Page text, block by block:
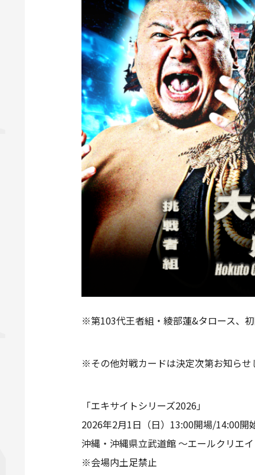
※第103代王者組・綾部蓮&タロース、
※その他対戦カードは決定次第お知らせ
「エキサイトシリーズ2026」
2026年2月1日（日）13:00開場/14:00開
沖縄・沖縄県立武道館 ～エールクリエ
※会場内土足禁止